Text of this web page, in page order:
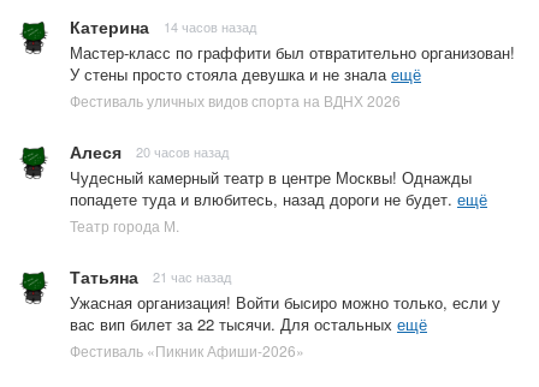
Катерина 14 часов назад
Мастер-класс по граффити был отвратительно организован!
У стены просто стояла девушка и не знала ещё
Фестиваль уличных видов спорта на ВДНХ 2026
Алеся 20 часов назад
Чудесный камерный театр в центре Москвы! Однажды
попадете туда и влюбитесь, назад дороги не будет. ещё
Театр города М.
Татьяна 21 час назад
Ужасная организация! Войти бысиро можно только, если у
вас вип билет за 22 тысячи. Для остальных ещё
Фестиваль «Пикник Афиши-2026»